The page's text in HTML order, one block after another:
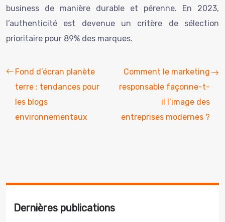
business de manière durable et pérenne. En 2023,
l’authenticité est devenue un critère de sélection
prioritaire pour 89% des marques.
Fond d’écran planète
terre : tendances pour
les blogs
environnementaux
Comment le marketing
responsable façonne-t-
il l’image des
entreprises modernes ?
Dernières publications